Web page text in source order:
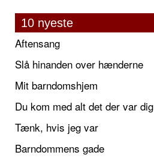
10 nyeste
Aftensang
Slå hinanden over hænderne
Mit barndomshjem
Du kom med alt det der var dig
Tænk, hvis jeg var
Barndommens gade